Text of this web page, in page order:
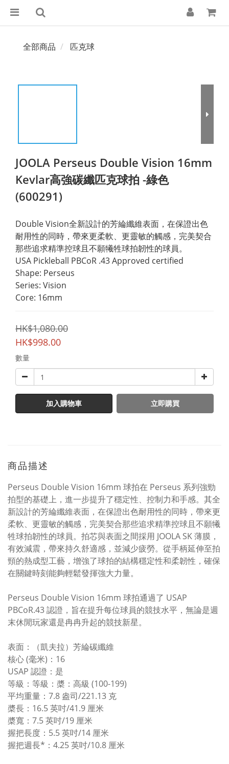
全部商品 匹克球
JOOLA Perseus Double Vision 16mm
Kevlar高強碳纖匹克球拍 -綠色
(600291)
Double Vision全新設計的芳綸纖維表面，在保證出色
耐用性的同時，帶來更柔軟、更靈敏的觸感，完美契合
那些追求精準控球且不願犧牲球拍韌性的球員。
USA Pickleball PBCoR .43 Approved certified
Shape: Perseus
Series: Vision
Core: 16mm
HK$1,080.00
HK$998.00
數量
加入購物車 立即購買
商品描述
Perseus Double Vision 16mm 球拍在 Perseus 系列強勁
拍型的基礎上，進一步提升了穩定性、控制力和手感。其全
新設計的芳綸纖維表面，在保證出色耐用性的同時，帶來更
柔軟、更靈敏的觸感，完美契合那些追求精準控球且不願犧
牲球拍韌性的球員。拍芯與表面之間採用 JOOLA SK 薄膜，
有效減震，帶來持久舒適感，並減少疲勞。從手柄延伸至拍
頸的熱成型工藝，增強了球拍的結構穩定性和柔韌性，確保
在關鍵時刻能夠輕鬆發揮強大力量。
Perseus Double Vision 16mm 球拍通過了 USAP
PBCoR.43 認證，旨在提升每位球員的競技水平，無論是週
末休閒玩家還是冉冉升起的競技新星。
表面：（凱夫拉）芳綸碳纖維
核心 (毫米)：16
USAP 認證：是
等級：等級：槳：高級 (100-199)
平均重量：7.8 盎司/221.13 克
槳長：16.5 英吋/41.9 厘米
槳寬：7.5 英吋/19 厘米
握把長度：5.5 英吋/14 厘米
握把週長*：4.25 英吋/10.8 厘米